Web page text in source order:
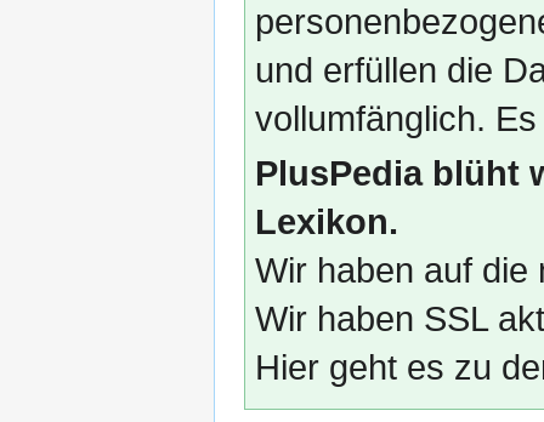
und erfüllen die
vollumfänglich.
PlusPedia blüht
Lexikon.
Wir haben auf die
Wir haben SSL
Hier geht es zu